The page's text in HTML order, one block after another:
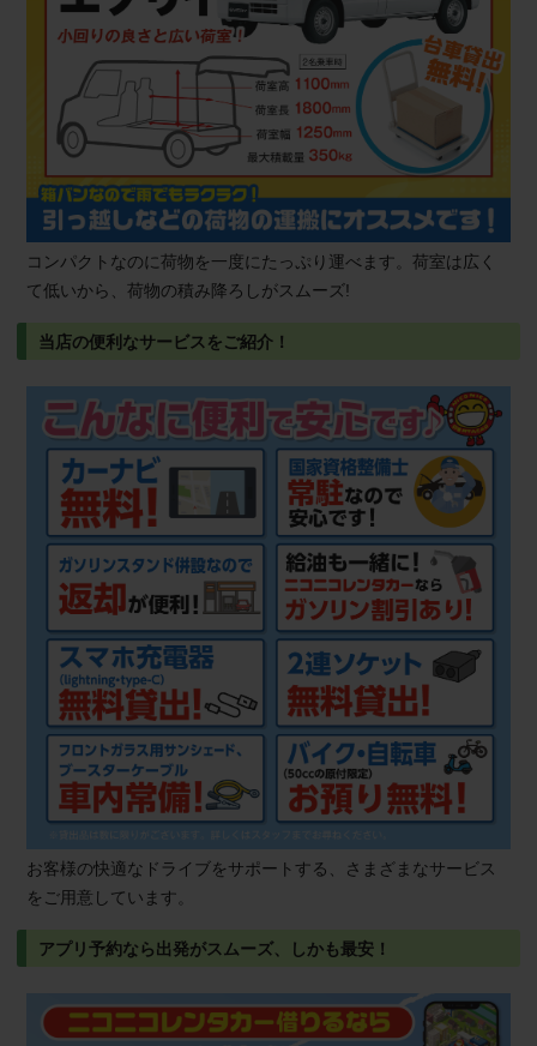
コンパクトなのに荷物を一度にたっぷり運べます。荷室は広く
て低いから、荷物の積み降ろしがスムーズ!
当店の便利なサービスをご紹介！
お客様の快適なドライブをサポートする、さまざまなサービス
をご用意しています。
アプリ予約なら出発がスムーズ、しかも最安！